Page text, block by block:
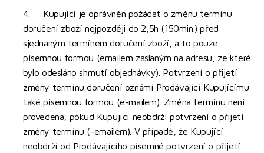
4. Kupující je oprávněn požádat o změnu termínu
doručení zboží nejpozději do 2,5h (150min.) před
sjednaným termínem doručení zboží, a to pouze
písemnou formou (emailem zaslaným na adresu, ze které
bylo odesláno shrnutí objednávky). Potvrzení o přijetí
změny termínu doručení oznámí Prodávající Kupujícímu
také písemnou formou (e-mailem). Změna termínu není
provedena, pokud Kupující neobdrží potvrzení o přijetí
změny termínu (-emailem). V případě, že Kupující
neobdrží od Prodávajícího písemné potvrzení o přijetí